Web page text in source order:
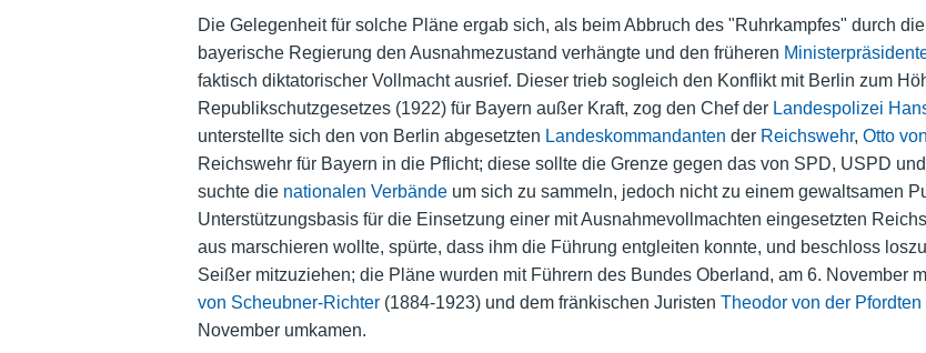
Die Gelegenheit für solche Pläne ergab sich, als beim Abbruch des "Ruhrkampfes" durch
bayerische Regierung den Ausnahmezustand verhängte und den früheren
faktisch diktatorischer Vollmacht ausrief. Dieser trieb sogleich den Konflikt mit Berlin zum
Republikschutzgesetzes (1922) für Bayern außer Kraft, zog den Chef der Landespolizei
unterstellte sich den von Berlin abgesetzten Landeskommandanten der Reichswehr, Otto
Reichswehr für Bayern in die Pflicht; diese sollte die Grenze gegen das von SPD, USPD
suchte die nationalen Verbändeum sich zu sammeln, jedoch nicht zu einem gewaltsamen
Unterstützungsbasis für die Einsetzung einer mit Ausnahmevollmachten eingesetzten
aus marschieren wollte, spürte, dass ihm die Führung entgleiten konnte, und beschloss
Seißer mitzuziehen; die Pläne wurden mit Führern des Bundes Oberland, am 6. November
von Scheubner-Richter(1884-1923) und dem fränkischen Juristen Theodor von der Pfordten
November umkamen.